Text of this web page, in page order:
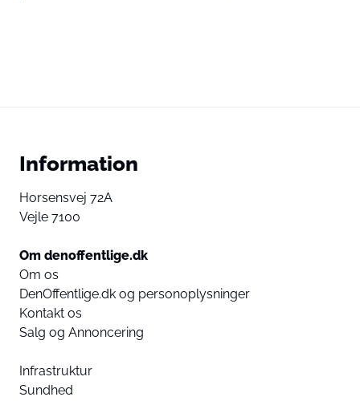
Information
Horsensvej 72A
Vejle 7100
Om denoffentlige.dk
Om os
DenOffentlige.dk og personoplysninger
Kontakt os
Salg og Annoncering
Infrastruktur
Sundhed